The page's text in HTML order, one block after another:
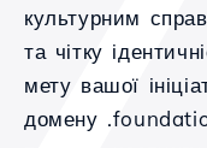
культурним
та чітку
мету вашої
домену